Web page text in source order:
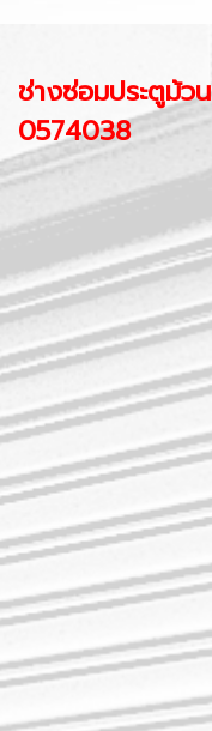
ช่างซ่อมประตูม้ว
0574038